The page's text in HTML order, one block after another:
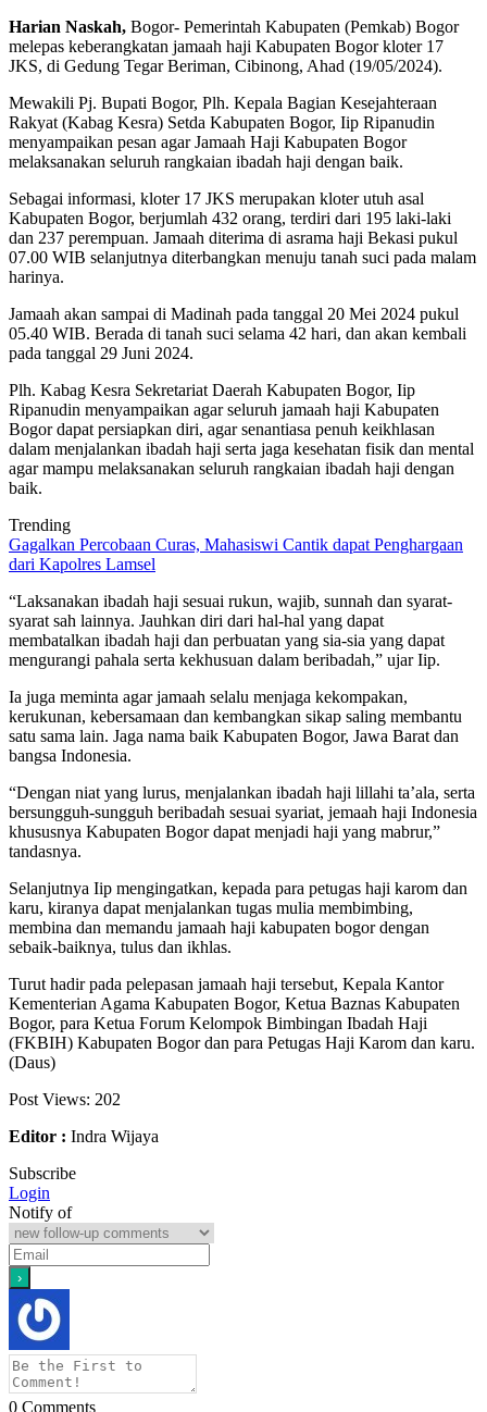
Harian Naskah, Bogor- Pemerintah Kabupaten (Pemkab) Bogor
melepas keberangkatan jamaah haji Kabupaten Bogor kloter 17
JKS, di Gedung Tegar Beriman, Cibinong, Ahad (19/05/2024).
Mewakili Pj. Bupati Bogor, Plh. Kepala Bagian Kesejahteraan
Rakyat (Kabag Kesra) Setda Kabupaten Bogor, Iip Ripanudin
menyampaikan pesan agar Jamaah Haji Kabupaten Bogor
melaksanakan seluruh rangkaian ibadah haji dengan baik.
Sebagai informasi, kloter 17 JKS merupakan kloter utuh asal
Kabupaten Bogor, berjumlah 432 orang, terdiri dari 195 laki-laki
dan 237 perempuan. Jamaah diterima di asrama haji Bekasi pukul
07.00 WIB selanjutnya diterbangkan menuju tanah suci pada malam
harinya.
Jamaah akan sampai di Madinah pada tanggal 20 Mei 2024 pukul
05.40 WIB. Berada di tanah suci selama 42 hari, dan akan kembali
pada tanggal 29 Juni 2024.
Plh. Kabag Kesra Sekretariat Daerah Kabupaten Bogor, Iip
Ripanudin menyampaikan agar seluruh jamaah haji Kabupaten
Bogor dapat persiapkan diri, agar senantiasa penuh keikhlasan
dalam menjalankan ibadah haji serta jaga kesehatan fisik dan mental
agar mampu melaksanakan seluruh rangkaian ibadah haji dengan
baik.
Trending
Gagalkan Percobaan Curas, Mahasiswi Cantik dapat Penghargaan
dari Kapolres Lamsel
“Laksanakan ibadah haji sesuai rukun, wajib, sunnah dan syarat-
syarat sah lainnya. Jauhkan diri dari hal-hal yang dapat
membatalkan ibadah haji dan perbuatan yang sia-sia yang dapat
mengurangi pahala serta kekhusuan dalam beribadah,” ujar Iip.
Ia juga meminta agar jamaah selalu menjaga kekompakan,
kerukunan, kebersamaan dan kembangkan sikap saling membantu
satu sama lain. Jaga nama baik Kabupaten Bogor, Jawa Barat dan
bangsa Indonesia.
“Dengan niat yang lurus, menjalankan ibadah haji lillahi ta’ala, serta
bersungguh-sungguh beribadah sesuai syariat, jemaah haji Indonesia
khususnya Kabupaten Bogor dapat menjadi haji yang mabrur,”
tandasnya.
Selanjutnya Iip mengingatkan, kepada para petugas haji karom dan
karu, kiranya dapat menjalankan tugas mulia membimbing,
membina dan memandu jamaah haji kabupaten bogor dengan
sebaik-baiknya, tulus dan ikhlas.
Turut hadir pada pelepasan jamaah haji tersebut, Kepala Kantor
Kementerian Agama Kabupaten Bogor, Ketua Baznas Kabupaten
Bogor, para Ketua Forum Kelompok Bimbingan Ibadah Haji
(FKBIH) Kabupaten Bogor dan para Petugas Haji Karom dan karu.
(Daus)
Post Views: 202
Editor : Indra Wijaya
Subscribe
Login
Notify of
0 Comments